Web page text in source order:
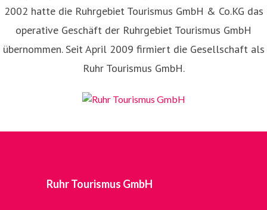
2002 hatte die Ruhrgebiet Tourismus GmbH & Co.KG das
operative Geschäft der Ruhrgebiet Tourismus GmbH
übernommen. Seit April 2009 firmiert die Gesellschaft als
Ruhr Tourismus GmbH.
Ruhr Tourismus GmbH